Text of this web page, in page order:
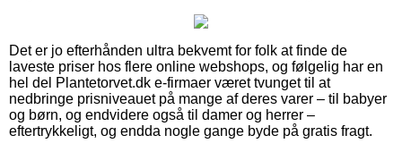
Det er jo efterhånden ultra bekvemt for folk at finde de
laveste priser hos flere online webshops, og følgelig har en
hel del Plantetorvet.dk e-firmaer været tvunget til at
nedbringe prisniveauet på mange af deres varer – til babyer
og børn, og endvidere også til damer og herrer –
eftertrykkeligt, og endda nogle gange byde på gratis fragt.